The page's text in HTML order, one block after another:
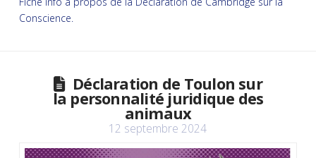
Conscience.
Déclaration de Toulon sur
la personnalité juridique des
animaux
12 septembre 2024